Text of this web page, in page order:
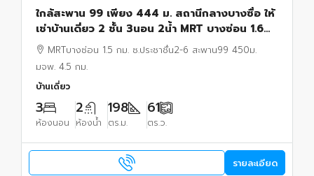
ใกล้สะพาน 99 เพียง 444 ม. สถานีกลางบางซื่อ ให้
เช่าบ้านเดี่ยว 2 ชั้น 3นอน 2น้ำ MRT บางซ่อน 1.6
กม. ประชาชื่น1-8 61ตร.ว. 198ตร.ม. 3แอร์
MRTบางซ่อน 1.5 กม. ซ.ประชาชื่น2-6 สะพาน99 450ม.
มจพ. 4.5 กม.
บ้านเดี่ยว
3
ห้องนอน
2
ห้องน้ำ
198
ตร.ม.
61
ตร.ว.
รายละเอียด